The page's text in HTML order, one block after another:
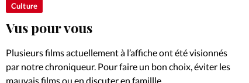
Opinions
Mon
Culture
Vus pour vous
Plusieurs films actuellement à l’affiche ont été visionnés
par notre chroniqueur. Pour faire un bon choix, éviter les
mauvais films ou en discuter en famillle